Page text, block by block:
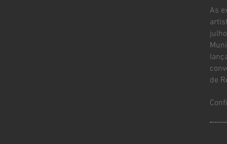
As
de